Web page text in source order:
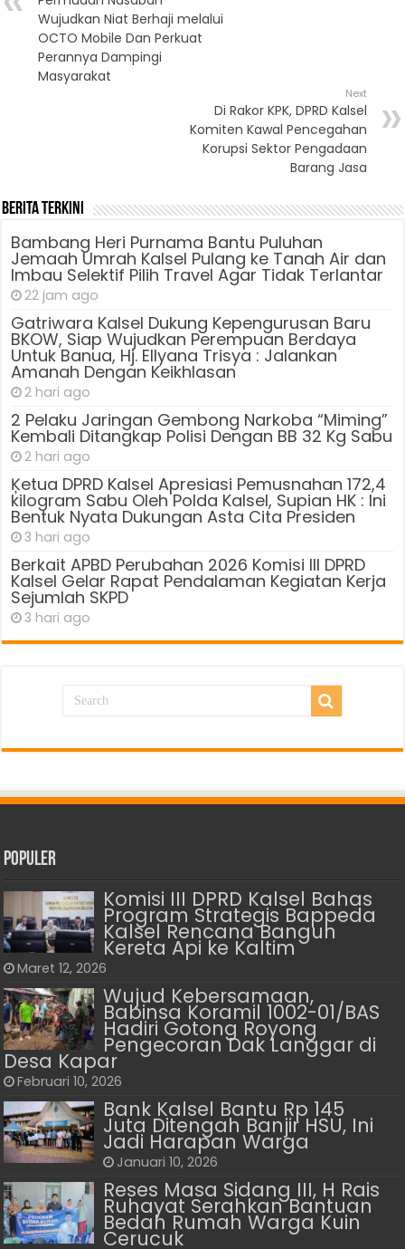
Wujudkan Niat Berhaji melalui
OCTO Mobile Dan Perkuat
Perannya Dampingi
Masyarakat
Next
Di Rakor KPK, DPRD Kalsel
Komiten Kawal Pencegahan
Korupsi Sektor Pengadaan
Barang Jasa
Berita Terkini
Bambang Heri Purnama Bantu Puluhan
Jemaah Umrah Kalsel Pulang ke Tanah Air dan
Imbau Selektif Pilih Travel Agar Tidak Terlantar
22 jam ago
Gatriwara Kalsel Dukung Kepengurusan Baru
BKOW, Siap Wujudkan Perempuan Berdaya
Untuk Banua, Hj. Ellyana Trisya : Jalankan
Amanah Dengan Keikhlasan
2 hari ago
2 Pelaku Jaringan Gembong Narkoba “Miming”
Kembali Ditangkap Polisi Dengan BB 32 Kg Sabu
2 hari ago
Ķetua DPRD Kalsel Apresiasi Pemusnahan 172,4
kilogram Sabu Oleh Polda Kalsel, Supian HK : Ini
Bentuk Nyata Dukungan Asta Cita Presiden
3 hari ago
Berkait APBD Perubahan 2026 Komisi III DPRD
Kalsel Gelar Rapat Pendalaman Kegiatan Kerja
Sejumlah SKPD
3 hari ago
Populer
Komisi III DPRD Kalsel Bahas
Program Strategis Bappeda
Kalsel Rencana Bangun
Kereta Api ke Kaltim
Maret 12, 2026
Wujud Kebersamaan,
Babinsa Koramil 1002-01/BAS
Hadiri Gotong Royong
Pengecoran Dak Langgar di
Desa Kapar
Februari 10, 2026
Bank Kalsel Bantu Rp 145
Juta Ditengah Banjir HSU, Ini
Jadi Harapan Warga
Januari 10, 2026
Reses Masa Sidang III, H Rais
Ruhayat Serahkan Bantuan
Bedah Rumah Warga Kuin
Cerucuk